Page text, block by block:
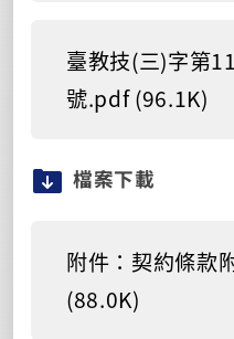
臺教技(三)字第
號.pdf (96.1K)
檔案下載
附件：契約條款
(88.0K)